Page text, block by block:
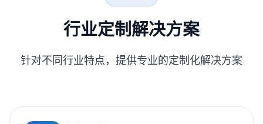
行业定制解决方案
针对不同行业特点，提供专业的定制化解决方案